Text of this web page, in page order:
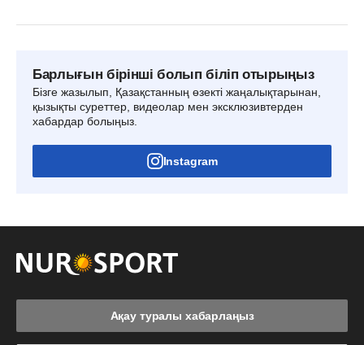
Барлығын бірінші болып біліп отырыңыз
Бізге жазылып, Қазақстанның өзекті жаңалықтарынан,
қызықты суреттер, видеолар мен эксклюзивтерден
хабардар болыңыз.
Instagram
Ақау туралы хабарлаңыз